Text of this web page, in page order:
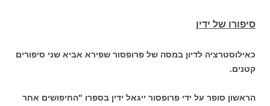
סיפורו של ידין
כאילוסטרציה לדיון במסה של פרופסור שפירא אביא שני סיפורים
קטנים.
הראשון סופר על ידי פרופסור ייגאל ידין בספרו "החיפושים אחר